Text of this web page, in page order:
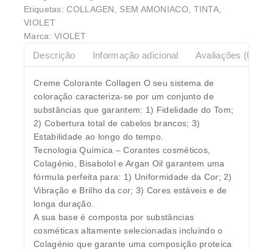
Etiquetas:COLLAGEN, SEM AMONIACO, TINTA,
VIOLET
Marca:VIOLET
Descrição Informação adicional Avaliações (0)
Creme Colorante Collagen O seu sistema de
coloração caracteriza-se por um conjunto de
substâncias que garantem: 1) Fidelidade do Tom;
2) Cobertura total de cabelos brancos; 3)
Estabilidade ao longo do tempo.
Tecnologia Química – Corantes cosméticos,
Colagénio, Bisabolol e Argan Oil garantem uma
fórmula perfeita para: 1) Uniformidade da Cor; 2)
Vibração e Brilho da cor; 3) Cores estáveis e de
longa duração.
A sua base é composta por substâncias
cosméticas altamente selecionadas incluindo o
Colagénio que garante uma composição proteica